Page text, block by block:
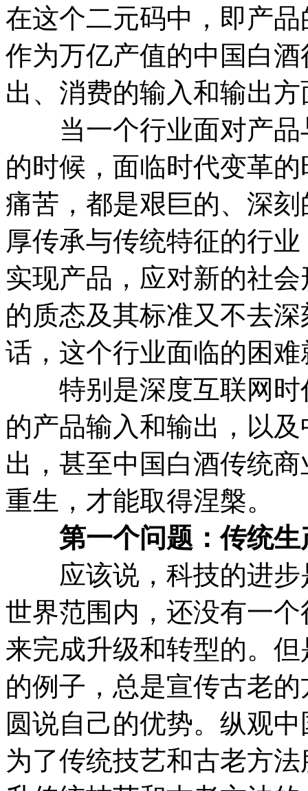
在这个二元码中，即产
作为万亿产值的中国白
出、消费的输入和输出
当一个行业面对产品
的时候，面临时代变革
痛苦，都是艰巨的、深
厚传承与传统特征的行
实现产品，应对新的社
的质态及其标准又不去
话，这个行业面临的困
特别是深度互联网时
的产品输入和输出，以
出，甚至中国白酒传统
重生，才能取得涅槃。
第一个问题：传统生
应该说，科技的进步
世界范围内，还没有一
来完成升级和转型的。
的例子，总是宣传古老
圆说自己的优势。纵观
为了传统技艺和古老方